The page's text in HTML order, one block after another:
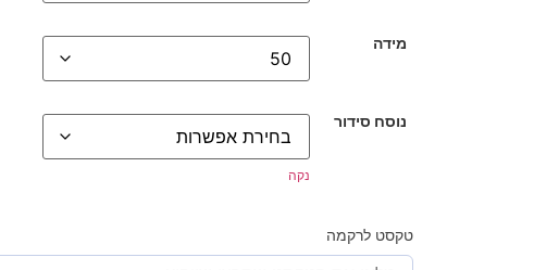
מידה
נוסח סידור
נקה
טקסט לרקמה